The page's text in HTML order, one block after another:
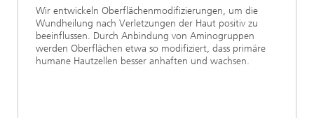
Wir entwickeln Oberflächenmodifizierungen, um die
Wundheilung nach Verletzungen der Haut positiv zu
beeinflussen. Durch Anbindung von Aminogruppen
werden Oberflächen etwa so modifiziert, dass primäre
humane Hautzellen besser anhaften und wachsen.